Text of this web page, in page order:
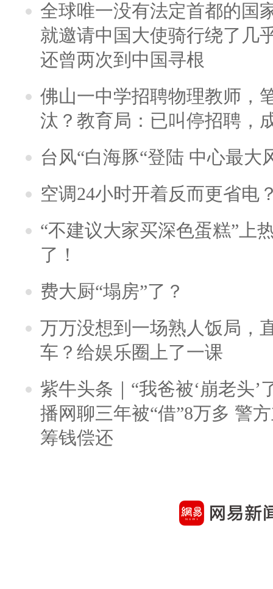
全球唯一没有法定首都的国
就邀请中国大使骑行绕了几
还曾两次到中国寻根
佛山一中学招聘物理教师，
汰？教育局：已叫停招聘，
台风“白海豚“登陆 中心最大
空调24小时开着反而更省电
“不建议大家买深色蛋糕”上
了！
费大厨“塌房”了？
万万没想到一场熟人饭局，
车？给娱乐圈上了一课
紫牛头条｜“我爸被‘崩老头’
播网聊三年被“借”8万多 警
筹钱偿还